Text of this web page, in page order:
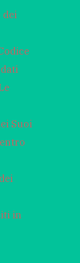
Suoi
in